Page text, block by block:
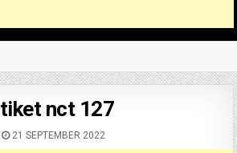
tiket nct 127
21 SEPTEMBER 2022